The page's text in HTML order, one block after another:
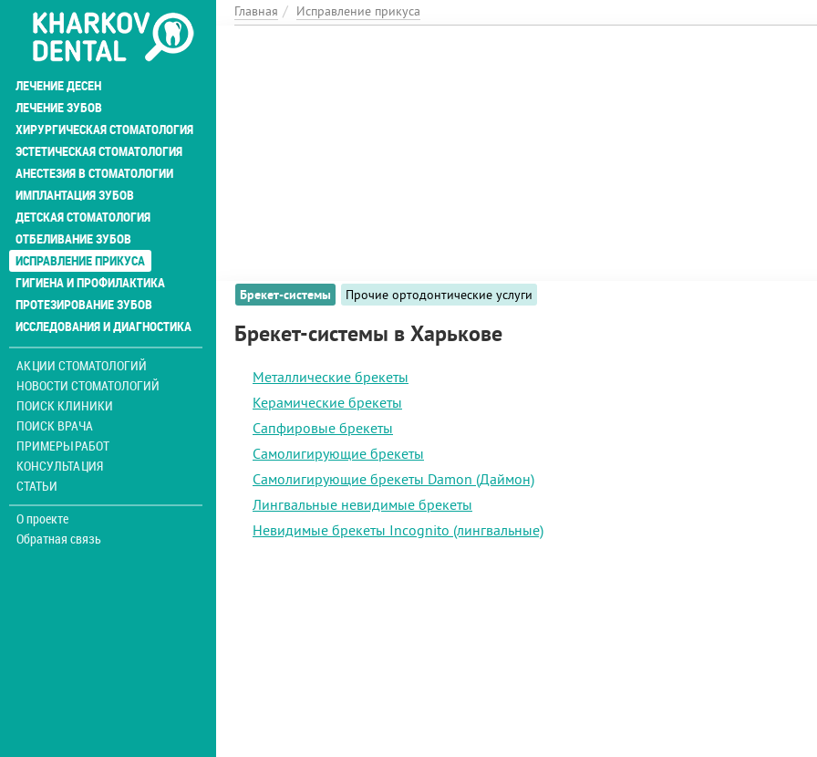
Перейти
основному
содержанию
ЛЕЧЕНИЕ ДЕСЕН
ЛЕЧЕНИЕ ЗУБОВ
ХИРУРГИЧЕСКАЯ СТОМАТОЛОГИЯ
ЭСТЕТИЧЕСКАЯ СТОМАТОЛОГИЯ
АНЕСТЕЗИЯ В СТОМАТОЛОГИИ
ИМПЛАНТАЦИЯ ЗУБОВ
ДЕТСКАЯ СТОМАТОЛОГИЯ
ОТБЕЛИВАНИЕ ЗУБОВ
ИСПРАВЛЕНИЕ ПРИКУСА
ГИГИЕНА И ПРОФИЛАКТИКА
ПРОТЕЗИРОВАНИЕ ЗУБОВ
ИССЛЕДОВАНИЯ И ДИАГНОСТИКА
АКЦИИ СТОМАТОЛОГИЙ
НОВОСТИ СТОМАТОЛОГИЙ
ПОИСК КЛИНИКИ
ПОИСК ВРАЧА
ПРИМЕРЫ РАБОТ
КОНСУЛЬТАЦИЯ
СТАТЬИ
О проекте
Обратная связь
Главная Исправление прикуса
Брекет-системы Прочие ортодонтические услуги
Брекет-системы в Харькове
Металлические брекеты
Керамические брекеты
Сапфировые брекеты
Самолигирующие брекеты
Самолигирующие брекеты Damon (Даймон)
Лингвальные невидимые брекеты
Невидимые брекеты Incognito (лингвальные)